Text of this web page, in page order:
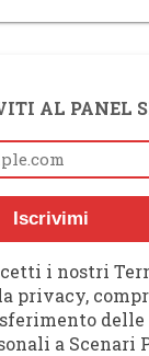
AL PANEL
Iscrivimi
i nostri
privacy,
delle
a Scenari